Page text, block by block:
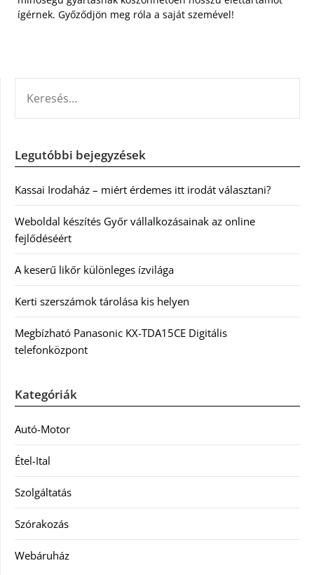
ígérnek. Győződjön meg róla a saját szemével!
Legutóbbi bejegyzések
Kassai Irodaház – miért érdemes itt irodát választani?
Weboldal készítés Győr vállalkozásainak az online
fejlődéséért
A keserű likőr különleges ízvilága
Kerti szerszámok tárolása kis helyen
Megbízható Panasonic KX-TDA15CE Digitális
telefonközpont
Kategóriák
Autó-Motor
Étel-Ital
Szolgáltatás
Szórakozás
Webáruház